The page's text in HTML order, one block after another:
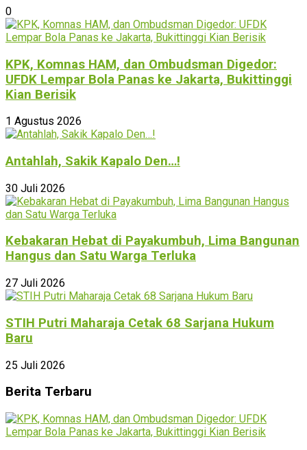
0
KPK, Komnas HAM, dan Ombudsman Digedor:
UFDK Lempar Bola Panas ke Jakarta, Bukittinggi
Kian Berisik
1 Agustus 2026
Antahlah, Sakik Kapalo Den…!
30 Juli 2026
Kebakaran Hebat di Payakumbuh, Lima Bangunan
Hangus dan Satu Warga Terluka
27 Juli 2026
STIH Putri Maharaja Cetak 68 Sarjana Hukum
Baru
25 Juli 2026
Berita Terbaru